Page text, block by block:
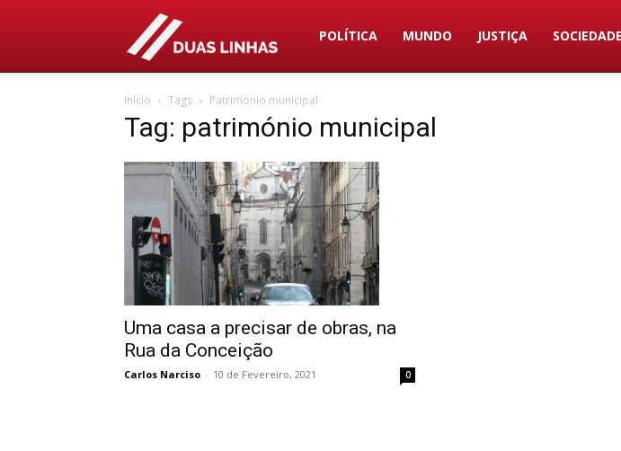
Duas
Linhas
POLÍTICA MUNDO JUSTIÇA SOCIEDADE
Início Tags Património municipal
Tag: património municipal
Uma casa a precisar de obras, na
Rua da Conceição
Carlos Narciso - 10 de Fevereiro, 2021 0